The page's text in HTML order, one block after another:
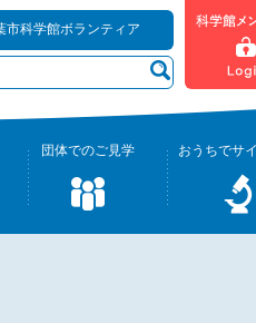
市科学館ボランティア
団体でのご見学 おうちでサ